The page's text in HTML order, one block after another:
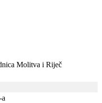
Molitva i Riječ